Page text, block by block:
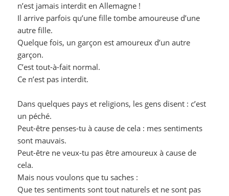
n’est jamais interdit en Allemagne !
Il arrive parfois qu’une fille tombe amoureuse d’une
autre fille.
Quelque fois, un garçon est amoureux d’un autre
garçon.
C’est tout-à-fait normal.
Ce n’est pas interdit.
Dans quelques pays et religions, les gens disent : c’est
un péché.
Peut-être penses-tu à cause de cela : mes sentiments
sont mauvais.
Peut-être ne veux-tu pas être amoureux à cause de
cela.
Mais nous voulons que tu saches :
Que tes sentiments sont tout naturels et ne sont pas